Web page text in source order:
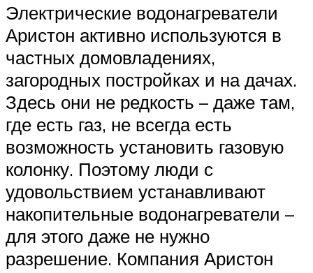
Электрические водонагреватели
Аристон активно используются в
частных домовладениях,
загородных постройках и на дачах.
Здесь они не редкость – даже там,
где есть газ, не всегда есть
возможность установить газовую
колонку. Поэтому люди с
удовольствием устанавливают
накопительные водонагреватели –
для этого даже не нужно
разрешение. Компания Аристон